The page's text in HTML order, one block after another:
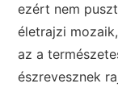
ezért nem
életrajzi
az a
észrevesznek